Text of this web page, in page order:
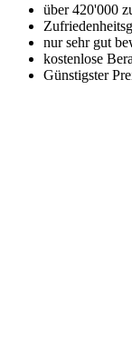
über 420'000
nur sehr gut
kostenlose
Günstigster